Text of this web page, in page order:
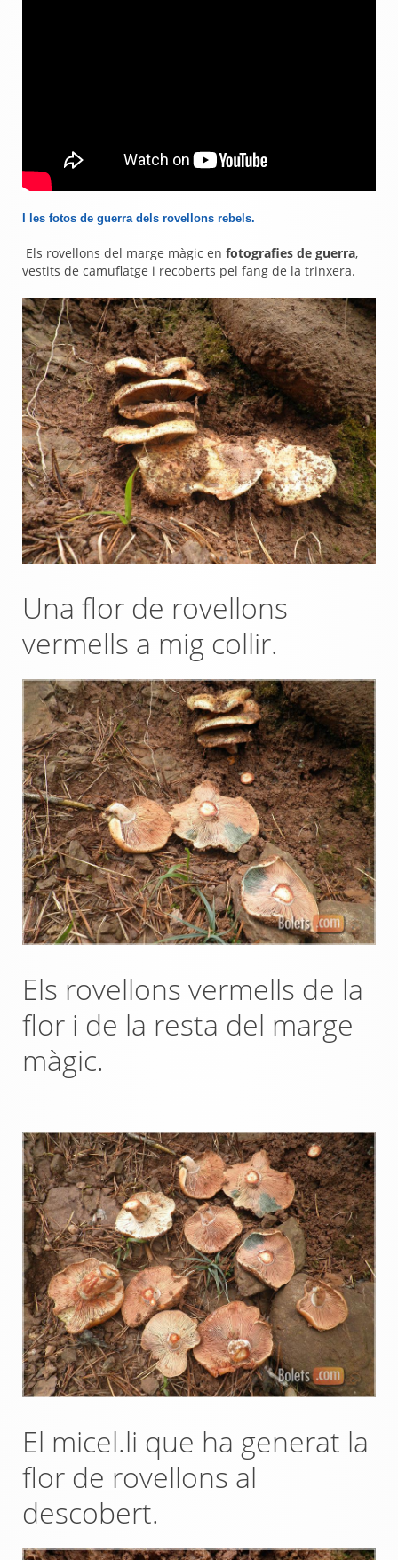
I les fotos de guerra dels rovellons rebels.
Els rovellons del marge màgic en fotografies de guerra,
vestits de camuflatge i recoberts pel fang de la trinxera.
Una flor de rovellons
vermells a mig collir.
Els rovellons vermells de la
flor i de la resta del marge
màgic.
El micel.li que ha generat la
flor de rovellons al
descobert.